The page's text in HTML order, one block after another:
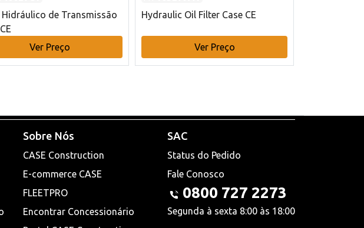
de Transmissão
Ver Preço
Hydraulic Oil Filter Case CE
Ver Preço
Sobre Nós
CASE Construction
E-commerce CASE
FLEETPRO
Encontrar Concessionário
SAC
Status do Pedido
Fale Conosco
0800 727 2273
Segunda à sexta 8:00 às 18:00